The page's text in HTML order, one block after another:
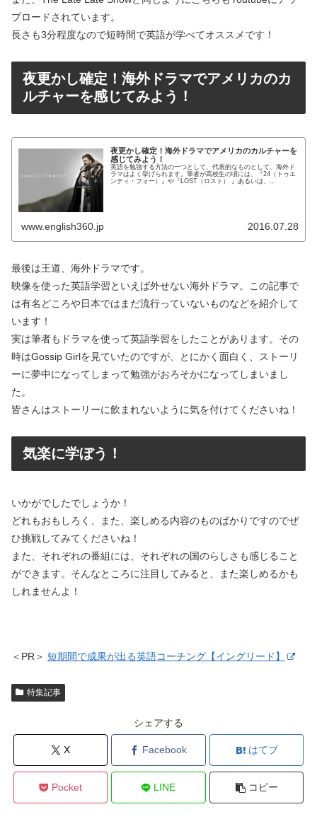
プロードされています。
長さも3分程度なので短時間で英語が学べてオススメです！
夜更かし確定！海外ドラマでアメリカのカ
ルチャーを感じてみよう！
夜更かし確定！海外ドラマでアメリカのカルチャーを
感じてみよう！
英語を勉強する方法の一つとして、代表的なものとして、海外ド
ラマはよく挙げられます。筆者が高校生の頃には、『24（トゥエ
ンティ・フォー）』や『LOST（ロスト） 』あるいは、
www.english360.jp 2016.07.28
最後は王道、海外ドラマです。
映像を使った英語学習といえば外せない海外ドラマ。この記事で
は有名どころや日本ではまだ流行っていないものなどを紹介して
います！
実は筆者もドラマを使って英語学習をしたことがあります。その
時はGossip Girlを見ていたのですが、とにかく面白く、ストーリ
ーに夢中になってしまって勉強がおろそかになってしまいまし
た。
皆さんはストーリーに飲まれないように気を付けてくださいね！
気楽に学ぼう！
いかがでしたでしょうか！
どれもおもしろく、また、楽しめる内容のものばかりですのでぜ
ひ挑戦してみてくださいね！
また、それぞれの番組には、それぞれの国のらしさも感じること
ができます。そんなところに注目してみると、また楽しめるかも
しれませんよ！
＜PR＞ 短期間で成果が出る英語コーチング【イングリード】
特集記事
シェアする
X Facebook はてブ
Pocket LINE コピー